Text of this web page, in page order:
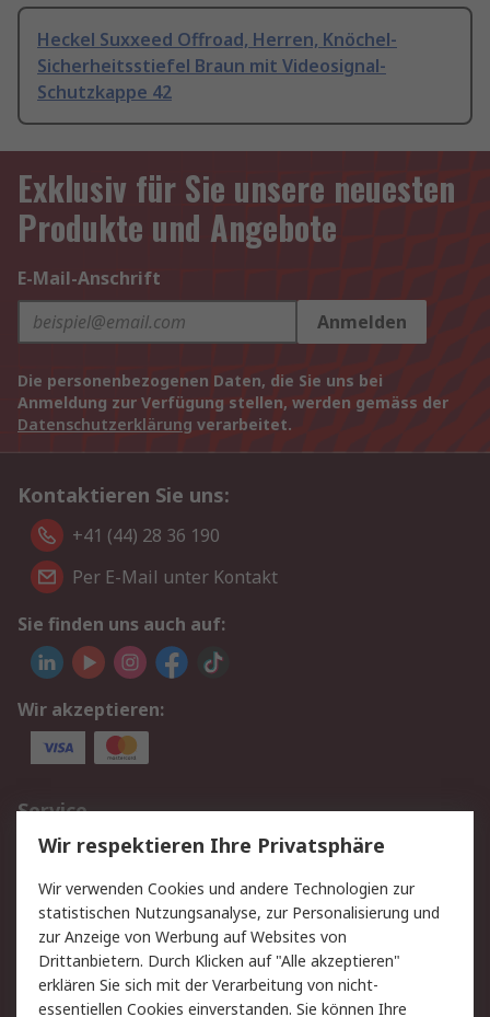
Heckel Suxxeed Offroad, Herren, Knöchel-
Sicherheitsstiefel Braun mit Videosignal-
Schutzkappe 42
Exklusiv für Sie unsere neuesten
Produkte und Angebote
E-Mail-Anschrift
Anmelden
Die personenbezogenen Daten, die Sie uns bei
Anmeldung zur Verfügung stellen, werden gemäss der
Datenschutzerklärung verarbeitet.
Kontaktieren Sie uns:
+41 (44) 28 36 190
Per E-Mail unter Kontakt
Sie finden uns auch auf:
Wir akzeptieren:
Service
Value Added Services
Lieferlösungen
Rücksendungen
Kontakt
Hilfe
Rechtliches
AGB Datenschutz
Wir respektieren Ihre Privatsphäre
Wir verwenden Cookies und andere Technologien zur
statistischen Nutzungsanalyse, zur Personalisierung und
zur Anzeige von Werbung auf Websites von
Drittanbietern. Durch Klicken auf "Alle akzeptieren"
erklären Sie sich mit der Verarbeitung von nicht-
essentiellen Cookies einverstanden. Sie können Ihre